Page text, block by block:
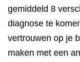
gemiddeld 8
diagnose te
vertrouwen op je
maken met een